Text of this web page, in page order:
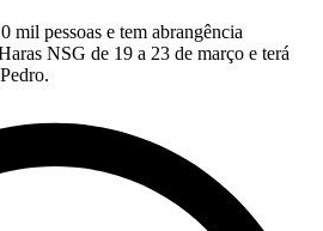
mil pessoas e tem abrangência
NSG de 19 a 23 de março e terá